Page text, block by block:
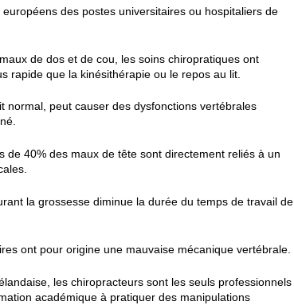
des postes universitaires ou hospitaliers de
de dos et de cou, les soins chiropratiques ont
rapide que la kinésithérapie ou le repos au lit.
peut causer des dysfonctions vertébrales
40% des maux de tête sont directement reliés à un
la grossesse diminue la durée du temps de travail de
ont pour origine une mauvaise mécanique vertébrale.
les chiropracteurs sont les seuls professionnels
académique à pratiquer des manipulations